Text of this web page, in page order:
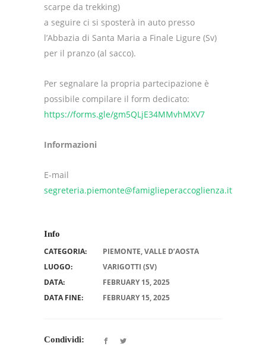
scarpe da trekking)
a seguire ci si sposterà in auto presso
l’Abbazia di Santa Maria a Finale Ligure (Sv)
per il pranzo (al sacco).
Per segnalare la propria partecipazione è
possibile compilare il form dedicato:
https://forms.gle/gm5QLjE34MMvhMXV7
Informazioni
E-mail
segreteria.piemonte@famiglieperaccoglienza.it
Info
CATEGORIA: PIEMONTE,VALLE D’AOSTA
LUOGO:
VARIGOTTI (SV)
DATA:
FEBRUARY 15, 2025
DATA FINE:
FEBRUARY 15, 2025
Condividi: